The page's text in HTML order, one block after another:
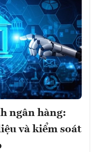
ngân hàng:
và kiểm soát